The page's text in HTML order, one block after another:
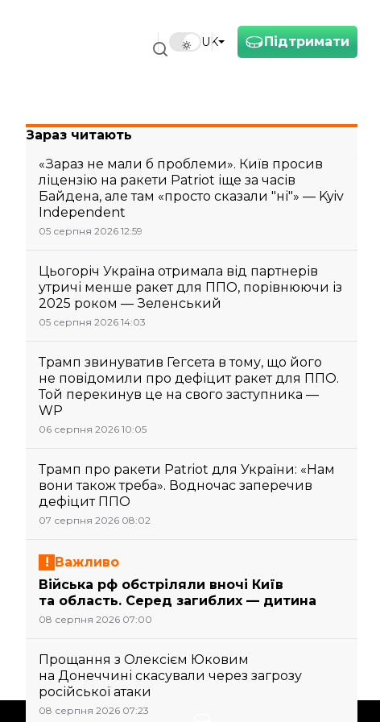
Підтримати
UK
Зараз читають
«Зараз не мали б проблеми». Київ просив
ліцензію на ракети Patriot іще за часів
Байдена, але там «просто сказали "ні"» — Kyiv
Independent
05 серпня 2026 12:59
Цьогоріч Україна отримала від партнерів
утричі менше ракет для ППО, порівнюючи із
2025 роком — Зеленський
05 серпня 2026 14:03
Трамп звинуватив Гегсета в тому, що його
не повідомили про дефіцит ракет для ППО.
Той перекинув це на свого заступника —
WP
06 серпня 2026 10:05
Трамп про ракети Patriot для України: «Нам
вони також треба». Водночас заперечив
дефіцит ППО
07 серпня 2026 08:02
Важливо
Війська рф обстріляли вночі Київ
та область. Серед загиблих — дитина
08 серпня 2026 07:00
Прощання з Олексієм Юковим
на Донеччині скасували через загрозу
російської атаки
08 серпня 2026 07:23